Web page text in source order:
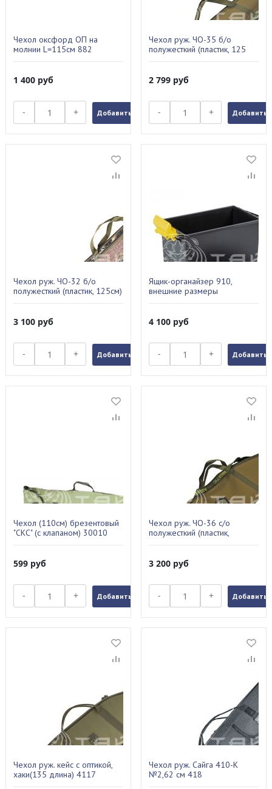
Чехол оксфорд ОП на
молнии L=115см 882
1 400 руб
- + Добавить в заказ
Чехол руж. ЧО-35 б/о
полужесткий (пластик, 125
2 799 руб
- + Добавить
Чехол руж. ЧО-32 б/о
полужесткий (пластик, 125см)
3 100 руб
- + Добавить в заказ
Ящик-органайзер 910,
внешние размеры
4 100 руб
- + Добавить
Чехол (110см) брезентовый
"СКС" (с клапаном) 30010
599 руб
- + Добавить в заказ
Чехол руж. ЧО-36 с/о
полужесткий (пластик,
3 200 руб
- + Добавить
Чехол руж. кейс с оптикой,
хаки(135 длина) 4117
Чехол руж. Сайга 410-К
№2,62 см 418